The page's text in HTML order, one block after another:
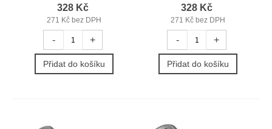
328 Kč
271 Kč bez DPH
- +
Přidat do košíku
328 Kč
271 Kč bez DPH
- +
Přidat do košíku